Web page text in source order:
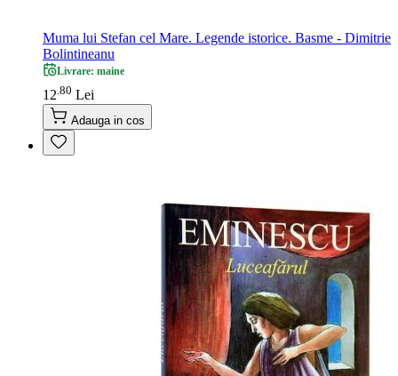
Muma lui Stefan cel Mare. Legende istorice. Basme - Dimitrie
Bolintineanu
Livrare: maine
12 80 Lei
Adauga in cos